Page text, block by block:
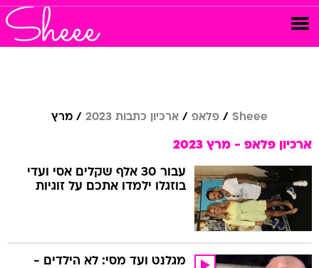
Sheee פלאפ ארכיון כתבות 2023 מרץ
ארכיון פלאפ - מרץ 2023
עבור 30 אלף שקלים אסי ועדי
בוזגלו ילמדו אתכם על זוגיות
מגלנט ועד מסי: לא הילדים -